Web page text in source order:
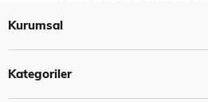
Kurumsal
Kategoriler